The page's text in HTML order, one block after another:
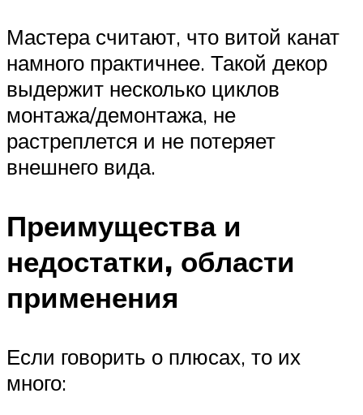
Мастера считают, что витой канат
намного практичнее. Такой декор
выдержит несколько циклов
монтажа/демонтажа, не
растреплется и не потеряет
внешнего вида.
Преимущества и
недостатки, области
применения
Если говорить о плюсах, то их
много: